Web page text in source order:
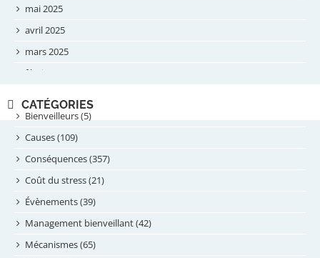
mai 2025
avril 2025
mars 2025
février 2025
septembre 2024
août 2024
juillet 2024
juin 2024
mai 2024
avril 2024
février 2024
CATÉGORIES
Bienveilleurs (5)
Causes (109)
Conséquences (357)
Coût du stress (21)
Évènements (39)
Management bienveillant (42)
Mécanismes (65)